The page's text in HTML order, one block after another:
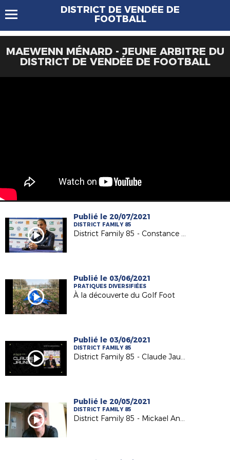
DISTRICT DE VENDÉE DE
FOOTBALL
MAEWENN MÉNARD - JEUNE ARBITRE DU
DISTRICT DE VENDÉE DE FOOTBALL
Publié le 20/07/2021
DISTRICT FAMILY 85
District Family 85 - Constance Picaud
Publié le 03/06/2021
PRATIQUES DIVERSIFIÉES
À la découverte du Golf Foot
Publié le 03/06/2021
DISTRICT FAMILY 85
District Family 85 - Claude Jaunet
Publié le 20/05/2021
DISTRICT FAMILY 85
District Family 85 - Mickael Annonier